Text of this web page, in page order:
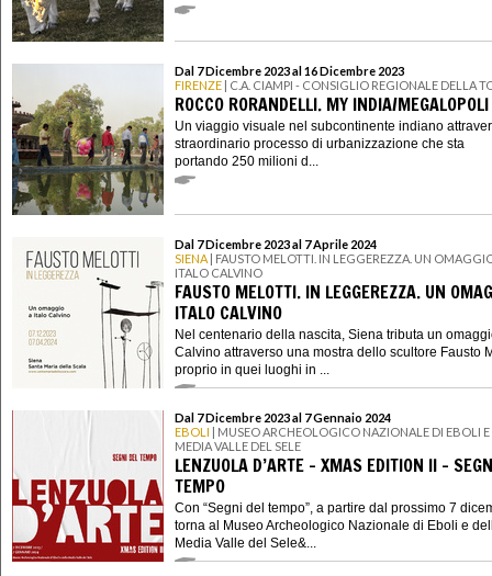
Dal 7 Dicembre 2023 al 16 Dicembre 2023
FIRENZE | C.A. CIAMPI - CONSIGLIO REGIONALE DELLA
ROCCO RORANDELLI. MY INDIA/MEGALOPOLI
Un viaggio visuale nel subcontinente indiano
straordinario processo di urbanizzazione che sta
portando 250 milioni d...
Dal 7 Dicembre 2023 al 7 Aprile 2024
SIENA | FAUSTO MELOTTI. IN LEGGEREZZA. UN
ITALO CALVINO
FAUSTO MELOTTI. IN LEGGEREZZA. UN
ITALO CALVINO
Nel centenario della nascita, Siena tributa un
Calvino attraverso una mostra dello scultore Fausto
proprio in quei luoghi in ...
Dal 7 Dicembre 2023 al 7 Gennaio 2024
EBOLI | MUSEO ARCHEOLOGICO NAZIONALE DI EBOLI E
MEDIA VALLE DEL SELE
LENZUOLA D’ARTE - XMAS EDITION II -
TEMPO
Con “Segni del tempo”, a partire dal prossimo 7
torna al Museo Archeologico Nazionale di Eboli e
Media Valle del Sele&...